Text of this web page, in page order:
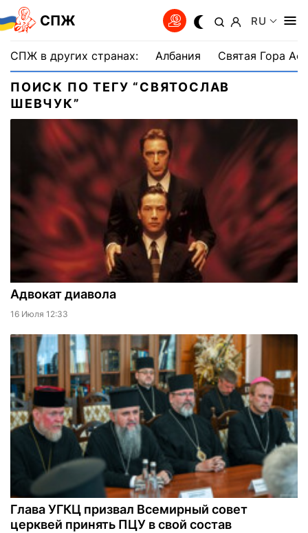
СПЖ RU
СПЖ в других странах: Албания Святая Гора
ПОИСК ПО ТЕГУ “СВЯТОСЛАВ
ШЕВЧУК”
Адвокат диавола
16 Июля 12:33
Глава УГКЦ призвал Всемирный совет
церквей принять ПЦУ в свой состав